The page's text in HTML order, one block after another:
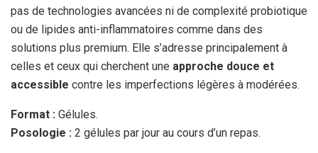
pas de technologies avancées ni de complexité probiotique
ou de lipides anti-inflammatoires comme dans des
solutions plus premium. Elle s’adresse principalement à
celles et ceux qui cherchent une approche douce et
accessible contre les imperfections légères à modérées.
Format : Gélules.
Posologie : 2 gélules par jour au cours d’un repas.